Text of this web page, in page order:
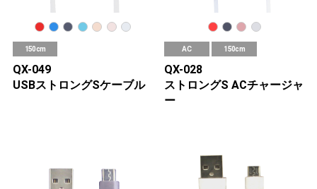
150cm
QX-049
USBストロングSケーブル
AC 150cm
QX-028
ストロングS ACチャージャ
ー